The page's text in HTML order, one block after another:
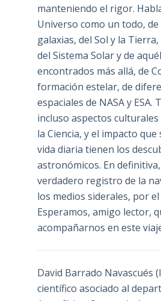
manteniendo el rigor.
Universo como un todo,
galaxias, del Sol y la
del Sistema Solar y de
encontrados más allá, de
formación estelar, de
espaciales de NASA y ESA.
incluso aspectos
la Ciencia, y el impacto
vida diaria tienen los
astronómicos. En
verdadero registro de la
los medios siderales, por el
Esperamos, amigo lector,
acompañarnos en este
David Barrado Navascués
científico asociado al